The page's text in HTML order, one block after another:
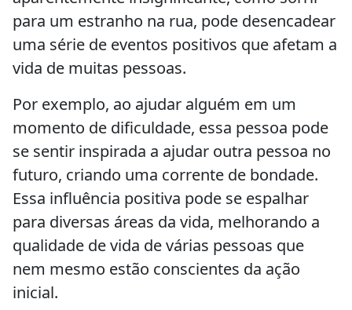
para um estranho na rua, pode desencadear
uma série de eventos positivos que afetam a
vida de muitas pessoas.
Por exemplo, ao ajudar alguém em um
momento de dificuldade, essa pessoa pode
se sentir inspirada a ajudar outra pessoa no
futuro, criando uma corrente de bondade.
Essa influência positiva pode se espalhar
para diversas áreas da vida, melhorando a
qualidade de vida de várias pessoas que
nem mesmo estão conscientes da ação
inicial.